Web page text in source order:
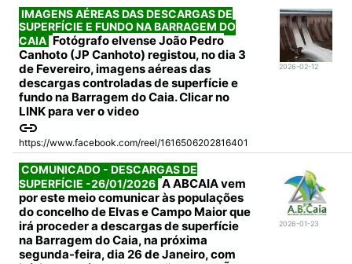
IMAGENS AÉREAS DAS DESCARGAS DE
SUPERFÍCIE E FUNDO NA BARRAGEM DO
CAIA Fotógrafo elvense João Pedro
Canhoto (JP Canhoto) registou, no dia 3
de Fevereiro, imagens aéreas das
descargas controladas de superfície e
fundo na Barragem do Caia. Clicar no
LINK para ver o video
https://www.facebook.com/reel/1616506202816401
2026-02-12
COMUNICADO - DESCARGAS DE
SUPERFÍCIE -26/01/2026 A ABCAIA vem
por este meio comunicar às populações
do concelho de Elvas e Campo Maior que
irá proceder a descargas de superfície
na Barragem do Caia, na próxima
segunda-feira, dia 26 de Janeiro, com
2026-01-23